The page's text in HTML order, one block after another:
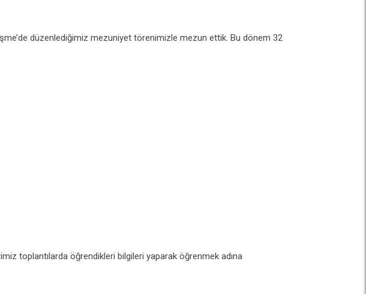
düzenlediğimiz mezuniyet törenimizle mezun ettik. Bu dönem 32
toplantılarda öğrendikleri bilgileri yaparak öğrenmek adına